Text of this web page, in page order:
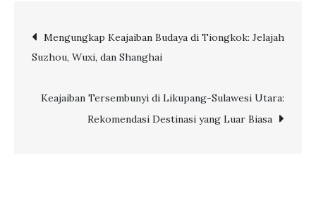
ke
Cina:
Keunggulan
Terbang
Post
navigation
Mengungkap Keajaiban Budaya di Tiongkok: Jelajah
Suzhou, Wuxi, dan Shanghai
Keajaiban Tersembunyi di Likupang-Sulawesi Utara:
Rekomendasi Destinasi yang Luar Biasa